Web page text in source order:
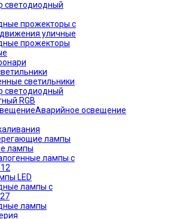
светодиодный
прожекторы с
уличные
прожекторы
светильники
светодиодный
RGB
Аварийное освещение
лампы
лампы
лампы с
LED
лампы с
лампы